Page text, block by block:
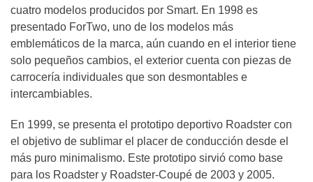
cuatro modelos producidos por Smart. En 1998 es
presentado ForTwo, uno de los modelos más
emblemáticos de la marca, aún cuando en el interior tiene
solo pequeños cambios, el exterior cuenta con piezas de
carrocería individuales que son desmontables e
intercambiables.
En 1999, se presenta el prototipo deportivo Roadster con
el objetivo de sublimar el placer de conducción desde el
más puro minimalismo. Este prototipo sirvió como base
para los Roadster y Roadster-Coupé de 2003 y 2005.